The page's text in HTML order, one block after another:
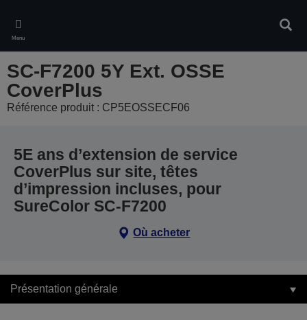
main
content
Menu
SC-F7200 5Y Ext. OSSE
CoverPlus
Référence produit : CP5EOSSECF06
5E ans d’extension de service
CoverPlus sur site, têtes
d’impression incluses, pour
SureColor SC-F7200
Où acheter
Présentation générale